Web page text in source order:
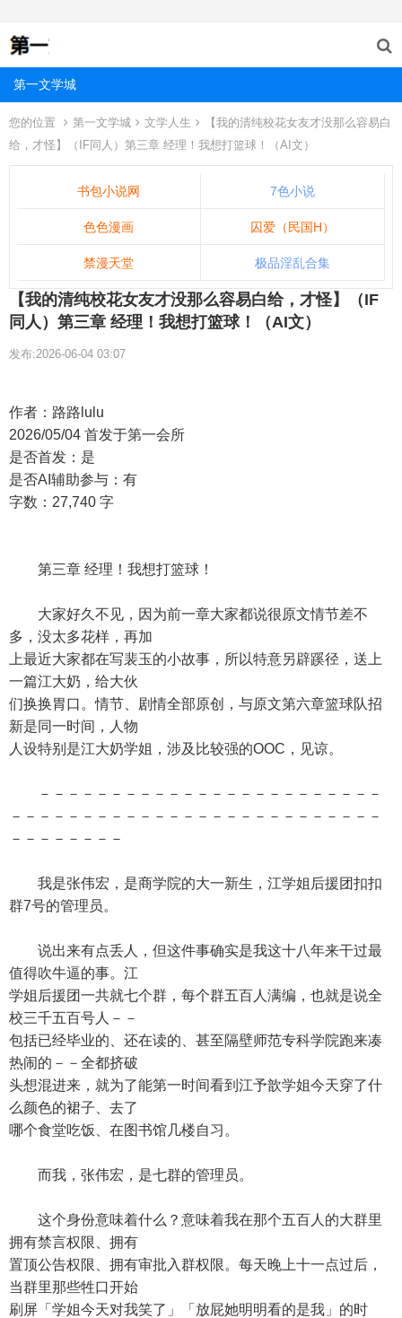
第一文学城
您的位置 第一文学城 文学人生
【我的清纯校花女友才没那么容易白
给，才怪】（IF同人）第三章 经理！我想打篮球！（AI文）
书包小说网 7色小说
色色漫画 囚爱（民国H）
禁漫天堂 极品淫乱合集
【我的清纯校花女友才没那么容易白给，才怪】（IF
同人）第三章 经理！我想打篮球！（AI文）
发布:2026-06-04 03:07
作者：路路lulu
2026/05/04 首发于第一会所
是否首发：是
是否AI辅助参与：有
字数：27,740 字
第三章 经理！我想打篮球！
大家好久不见，因为前一章大家都说很原文情节差不
多，没太多花样，再加
上最近大家都在写裴玉的小故事，所以特意另辟蹊径，送上
一篇江大奶，给大伙
们换换胃口。情节、剧情全部原创，与原文第六章篮球队招
新是同一时间，人物
人设特别是江大奶学姐，涉及比较强的OOC，见谅。
－－－－－－－－－－－－－－－－－－－－－－－－
－－－－－－－－－－－－－－－－－－－－－－－－－－
－－－－－－－－
我是张伟宏，是商学院的大一新生，江学姐后援团扣扣
群7号的管理员。
说出来有点丢人，但这件事确实是我这十八年来干过最
值得吹牛逼的事。江
学姐后援团一共就七个群，每个群五百人满编，也就是说全
校三千五百号人－－
包括已经毕业的、还在读的、甚至隔壁师范专科学院跑来凑
热闹的－－全都挤破
头想混进来，就为了能第一时间看到江予歆学姐今天穿了什
么颜色的裙子、去了
哪个食堂吃饭、在图书馆几楼自习。
而我，张伟宏，是七群的管理员。
这个身份意味着什么？意味着我在那个五百人的大群里
拥有禁言权限、拥有
置顶公告权限、拥有审批入群权限。每天晚上十一点过后，
当群里那些牲口开始
刷屏「学姐今天对我笑了」「放屁她明明看的是我」的时